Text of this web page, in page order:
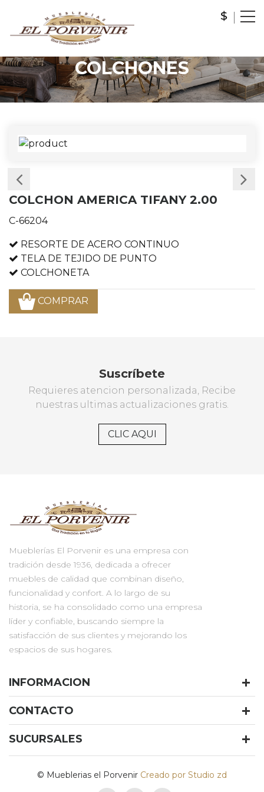
COLCHONES
COLCHON AMERICA TIFANY 2.00
C-66204
RESORTE DE ACERO CONTINUO
TELA DE TEJIDO DE PUNTO
COLCHONETA
COMPRAR
Suscríbete
Requieres atencion personalizada, Recibe
nuestras ultimas actualizaciones gratis.
CLIC AQUI
Mueblerías El Porvenir es una empresa con
tradición desde 1936, dedicada a ofrecer
muebles de calidad que combinan diseño,
funcionalidad y confort. A lo largo de su
historia, se ha consolidado como una empresa
líder y confiable, buscando siempre la
satisfacción de sus clientes y mejorando los
espacios de sus hogares.
INFORMACION
CONTACTO
SUCURSALES
© Mueblerias el Porvenir Creado por Studio zd